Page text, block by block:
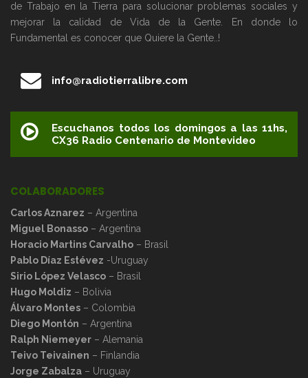
de Trabajo en la Tierra para solucionar problemas sociales y
mejorar la calidad de Vida de la Gente. En donde lo
Fundamental es conocer que Quiere la Gente..!
info@radiotierralibre.com
Escuchanos todos los domingos a las 11hs,
CX36 Radio Centenario de Montevideo
COLABORADORES
Carlos Aznarez – Argentina
Miguel Bonasso – Argentina
Horacio Martins Carvalho – Brasil
Pablo Díaz Estévez -Uruguay
Sirio López Velasco – Brasil
Hugo Moldiz – Bolivia
Álvaro Montes – Colombia
Diego Montón – Argentina
Ralph Niemeyer – Alemania
Teivo Teivainen – Finlandia
Jorge Zabalza – Uruguay